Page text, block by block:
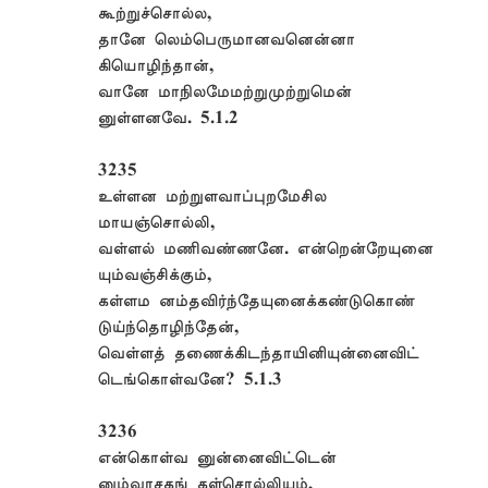
கூற்றுச்சொல்ல,
தானே லெம்பெருமானவனென்னா
கியொழிந்தான்,
வானே மாநிலமேமற்றுமுற்றுமென்
னுள்ளனவே. 5.1.2
3235
உள்ளன மற்றுளவாப்புறமேசில
மாயஞ்சொல்லி,
வள்ளல் மணிவண்ணனே. என்றென்றேயுனை
யும்வஞ்சிக்கும்,
கள்ளம னம்தவிர்ந்தேயுனைக்கண்டுகொண்
டுய்ந்தொழிந்தேன்,
வெள்ளத் தணைக்கிடந்தாயினியுன்னைவிட்
டெங்கொள்வனே? 5.1.3
3236
என்கொள்வ னுன்னைவிட்டென்